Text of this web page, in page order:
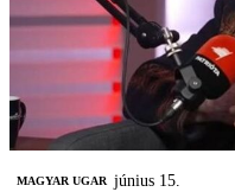
MAGYAR UGAR június 15.